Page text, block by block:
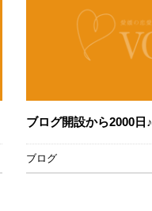
ブログ開設から2000日♪
ブログ